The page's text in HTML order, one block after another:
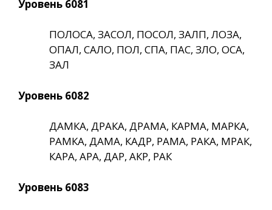
Уровень 6081
ПОЛОСА, ЗАСОЛ, ПОСОЛ, ЗАЛП, ЛОЗА,
ОПАЛ, САЛО, ПОЛ, СПА, ПАС, ЗЛО, ОСА,
ЗАЛ
Уровень 6082
ДАМКА, ДРАКА, ДРАМА, КАРМА, МАРКА,
РАМКА, ДАМА, КАДР, РАМА, РАКА, МРАК,
КАРА, АРА, ДАР, АКР, РАК
Уровень 6083